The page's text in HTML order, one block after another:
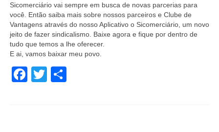
Sicomerciário vai sempre em busca de novas parcerias para
você. Então saiba mais sobre nossos parceiros e Clube de
Vantagens através do nosso Aplicativo o Sicomerciário, um novo
jeito de fazer sindicalismo. Baixe agora e fique por dentro de
tudo que temos a lhe oferecer.
E ai, vamos baixar meu povo.
Facebook
Twitter